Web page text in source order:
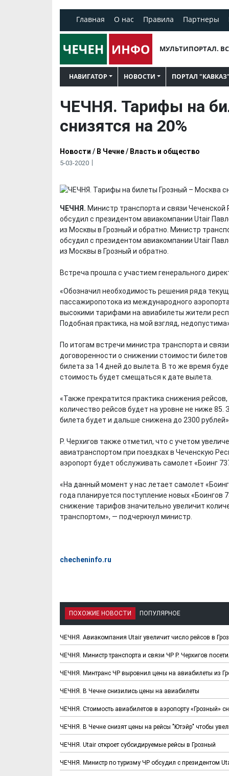
Главная О нас Правила Партнеры
МУЛЬТИПОРТАЛ.
НАВИГАТОР НОВОСТИ ПОРТАЛ "КАВКАЗ"
ЧЕЧНЯ. Тарифы на
снизятся на 20%
Новости / В Чечне/ Власть и общество
5-03-2020
ЧЕЧНЯ. Министр транспорта и связи Чеченской
обсудил с президентом авиакомпании Utair
из Москвы в Грозный и обратно. Министр
обсудил с президентом авиакомпании Utair
из Москвы в Грозный и обратно.
Встреча прошла с участием генерального
«Обозначил необходимость решения ряда
пассажиропотока из международного
высокими тарифами на авиабилеты жители
Подобная практика, на мой взгляд,
По итогам встречи министра транспорта и
договоренности о снижении стоимости
билета за 14 дней до вылета. В то же время
стоимость будет смещаться к дате вылета.
«Также прекратится практика снижения
количество рейсов будет на уровне не ниже
билета будет и дальше снижена до 2300
Р. Черхигов также отметил, что с учетом
авиатранспортом при поездках в Чеченскую
аэропорт будет обслуживать самолет «Боинг
«На данный момент у нас летает самолет
года планируется поступление новых
снижение тарифов значительно увеличит
транспортом», — подчеркнул министр.
checheninfo.ru
ПОХОЖИЕ НОВОСТИ ПОПУЛЯРНОЕ
ЧЕЧНЯ. Авиакомпания Utair увеличит число рейсов в
ЧЕЧНЯ. Министр транспорта и связи ЧР Р. Черхигов
ЧЕЧНЯ. Минтранс ЧР выровнил цены на авиабилеты из
ЧЕЧНЯ. В Чечне снизились цены на авиабилеты
ЧЕЧНЯ. Стоимость авиабилетов в аэропорту «Грозный»
ЧЕЧНЯ. В Чечне снизят цены на рейсы "Ютэйр" чтобы
ЧЕЧНЯ. Utair откроет субсидируемые рейсы в Грозный
ЧЕЧНЯ. Министр по туризму ЧР обсудил с президентом